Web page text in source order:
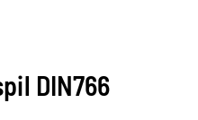
DIN766